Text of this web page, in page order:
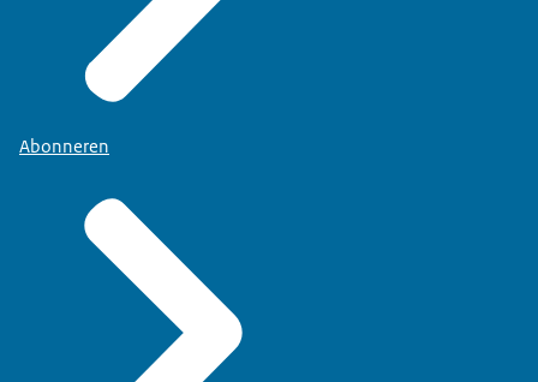
Abonneren